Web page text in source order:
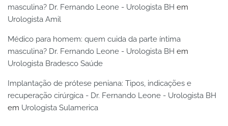
masculina? Dr. Fernando Leone - Urologista BH em
Urologista Amil
Médico para homem: quem cuida da parte íntima
masculina? Dr. Fernando Leone - Urologista BH em
Urologista Bradesco Saúde
Implantação de prótese peniana: Tipos, indicações e
recuperação cirúrgica - Dr. Fernando Leone - Urologista BH
em Urologista Sulamerica